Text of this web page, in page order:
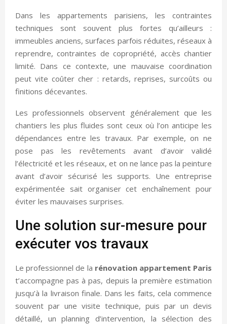
Dans les appartements parisiens, les contraintes
techniques sont souvent plus fortes qu’ailleurs :
immeubles anciens, surfaces parfois réduites, réseaux à
reprendre, contraintes de copropriété, accès chantier
limité. Dans ce contexte, une mauvaise coordination
peut vite coûter cher : retards, reprises, surcoûts ou
finitions décevantes.
Les professionnels observent généralement que les
chantiers les plus fluides sont ceux où l’on anticipe les
dépendances entre les travaux. Par exemple, on ne
pose pas les revêtements avant d’avoir validé
l’électricité et les réseaux, et on ne lance pas la peinture
avant d’avoir sécurisé les supports. Une entreprise
expérimentée sait organiser cet enchaînement pour
éviter les mauvaises surprises.
Une solution sur-mesure pour
exécuter vos travaux
Le professionnel de la rénovation appartement Paris
t’accompagne pas à pas, depuis la première estimation
jusqu’à la livraison finale. Dans les faits, cela commence
souvent par une visite technique, puis par un devis
détaillé, un planning d’intervention, la sélection des